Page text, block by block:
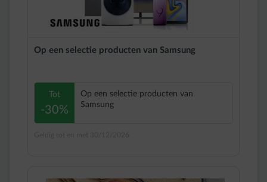
Op een selectie producten van Samsung
Tot
-30%
Op een selectie producten van
Samsung